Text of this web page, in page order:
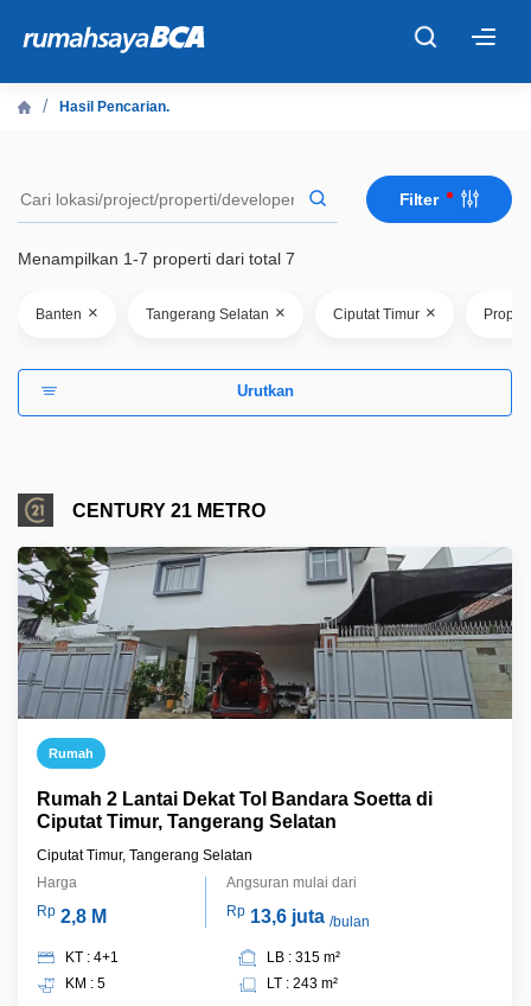
Cari Tahu
Fitur Unggulan
Hasil Pencarian.
Filter
Menampilkan 1-7 properti dari total 7
Banten × Tangerang Selatan × Ciputat Timur ×
Urutkan
CENTURY 21 METRO
Rumah
Rumah 2 Lantai Dekat Tol Bandara Soetta di
Ciputat Timur, Tangerang Selatan
Ciputat Timur, Tangerang Selatan
Harga
Rp 2,8 M
Angsuran mulai dari
Rp 13,6 juta /bulan
KT : 4+1
KM : 5
LB : 315 m²
LT : 243 m²